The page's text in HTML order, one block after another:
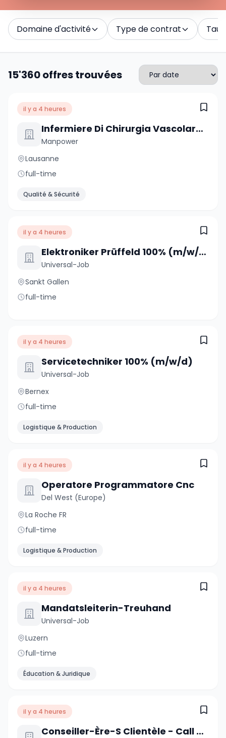
Domaine d'activité Type de contrat
15'360 offres trouvées
il y a 4 heures
Infermiere Di Chirurgia Vascolare E Cardiaca
Manpower
Lausanne
full-time
Qualité & Sécurité
il y a 4 heures
Elektroniker Prüffeld 100% (m/w/d)
Universal-Job
Sankt Gallen
full-time
il y a 4 heures
Servicetechniker 100% (m/w/d)
Universal-Job
Bernex
full-time
Logistique & Production
il y a 4 heures
Operatore Programmatore Cnc
Del West (Europe)
La Roche FR
full-time
Logistique & Production
il y a 4 heures
Mandatsleiterin-Treuhand
Universal-Job
Luzern
full-time
Éducation & Juridique
il y a 4 heures
Conseiller-Ère-S Clientèle - Call Center